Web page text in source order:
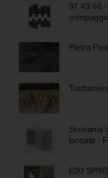
97 49 66
Pietra
Scrivania
laccata -
E20